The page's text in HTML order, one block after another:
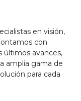
en visión,
con
últimos avances,
amplia gama de
para cada